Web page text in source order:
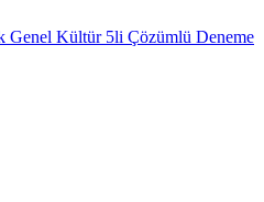
Genel Kültür 5li Çözümlü Deneme